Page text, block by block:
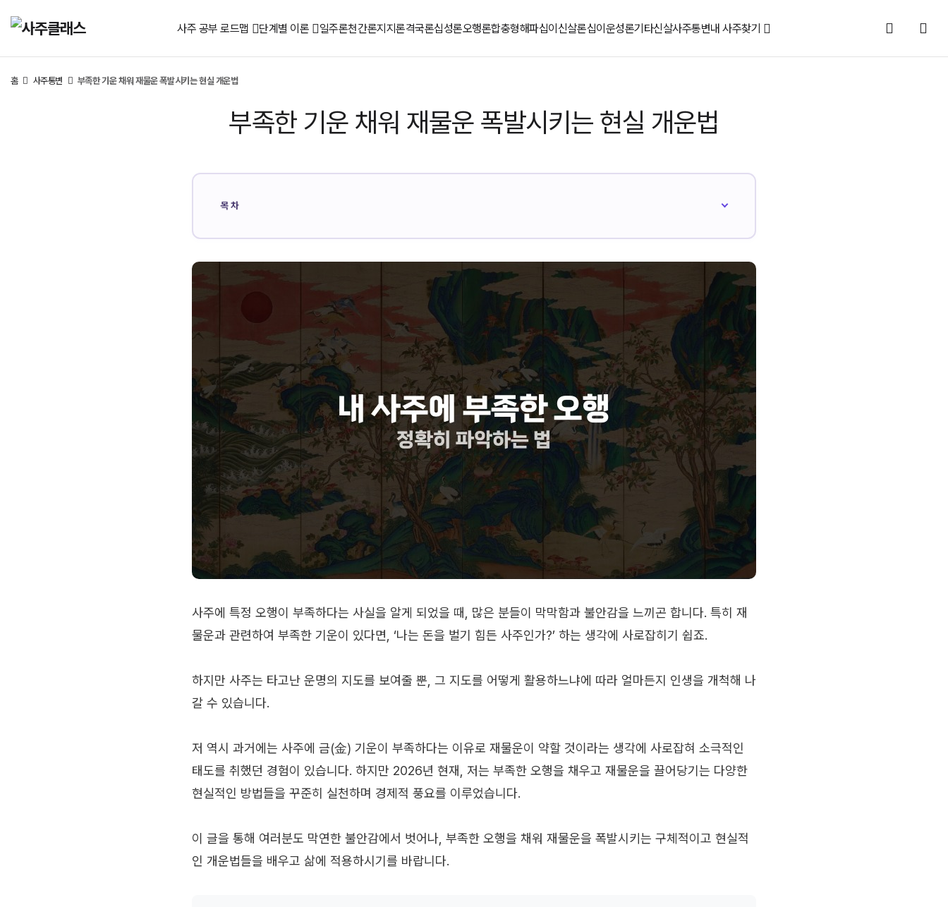
사주 공부 로드맵 단계별 이론 일주론천간론지지론격국론십성론오행론합충형해파십이신살론십이운성론기타신살사주통변내 사주찾기
홈 사주통변 부족한 기운 채워 재물운 폭발시키는 현실 개운법
부족한 기운 채워 재물운 폭발시키는 현실 개운법
목차
사주에 특정 오행이 부족하다는 사실을 알게 되었을 때, 많은 분들이 막막함과 불안감을 느끼곤 합니다. 특히 재
물운과 관련하여 부족한 기운이 있다면, ‘나는 돈을 벌기 힘든 사주인가?’ 하는 생각에 사로잡히기 쉽죠.
하지만 사주는 타고난 운명의 지도를 보여줄 뿐, 그 지도를 어떻게 활용하느냐에 따라 얼마든지 인생을 개척해 나
갈 수 있습니다.
저 역시 과거에는 사주에 금(金) 기운이 부족하다는 이유로 재물운이 약할 것이라는 생각에 사로잡혀 소극적인
태도를 취했던 경험이 있습니다. 하지만 2026년 현재, 저는 부족한 오행을 채우고 재물운을 끌어당기는 다양한
현실적인 방법들을 꾸준히 실천하며 경제적 풍요를 이루었습니다.
이 글을 통해 여러분도 막연한 불안감에서 벗어나, 부족한 오행을 채워 재물운을 폭발시키는 구체적이고 현실적
인 개운법들을 배우고 삶에 적용하시기를 바랍니다.